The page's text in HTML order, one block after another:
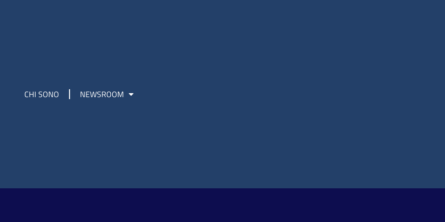
CHI SONO NEWSROOM